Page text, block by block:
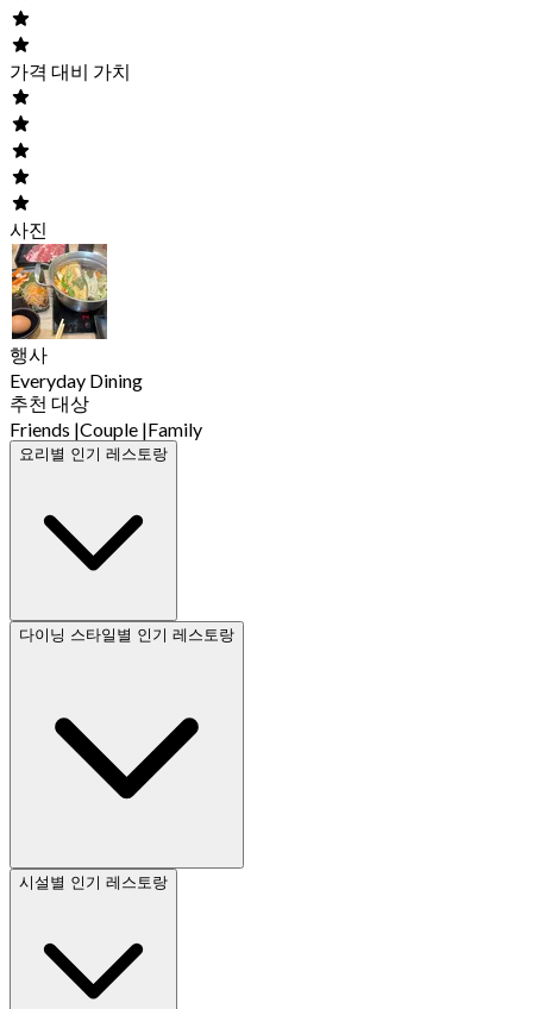
가격 대비 가치
사진
행사
Everyday Dining
추천 대상
Friends |Couple |Family
요리별 인기 레스토랑
다이닝 스타일별 인기 레스토랑
시설별 인기 레스토랑